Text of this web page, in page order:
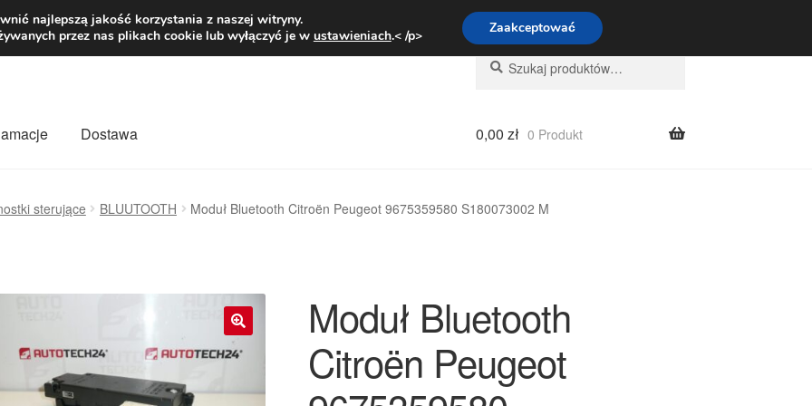
zł Pn.-pt. 9:00-16:00800 003 167
Szukaj:
Szukaj
Dostawa 0,00 zł 0 Produkt
sterujące BLUUTOOTH Moduł Bluetooth Citroën Peugeot 9675359580 S180073002 M
🔍
Moduł Bluetooth
Citroën Peugeot
najlepszą jakość korzystania z naszej witryny.
przez nas plikach cookie lub wyłączyć je w ustawieniach.< /p> Zaakceptować